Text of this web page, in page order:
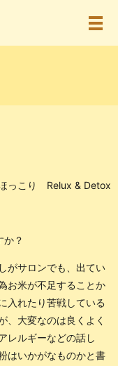
っこり Relux & Detox
？
がサロンでも、出てい
お米が不足することか
入れたり苦戦している
、大変なのは良くよく
レルギーなどの話し
はいかがなものかと書